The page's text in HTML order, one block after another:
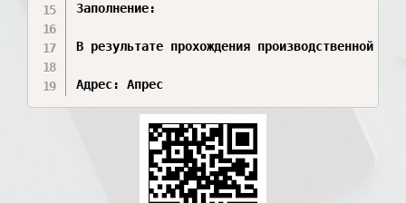
Заполнение:
В результате прохождения производственной
Адрес: Апрес